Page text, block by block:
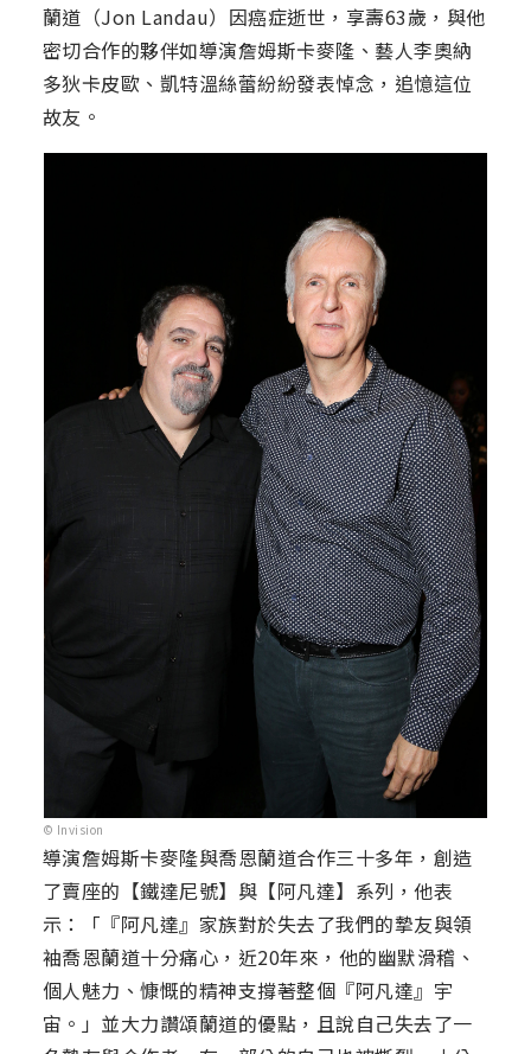
蘭道（Jon Landau）因癌症逝世，享壽63歲，與他
密切合作的夥伴如導演詹姆斯卡麥隆、藝人李奧納
多狄卡皮歐、凱特溫絲蕾紛紛發表悼念，追憶這位
故友。
© Invision
導演詹姆斯卡麥隆與喬恩蘭道合作三十多年，創造
了賣座的【鐵達尼號】與【阿凡達】系列，他表
示：「『阿凡達』家族對於失去了我們的摯友與領
袖喬恩蘭道十分痛心，近20年來，他的幽默滑稽、
個人魅力、慷慨的精神支撐著整個『阿凡達』宇
宙。」並大力讚頌蘭道的優點，且說自己失去了一